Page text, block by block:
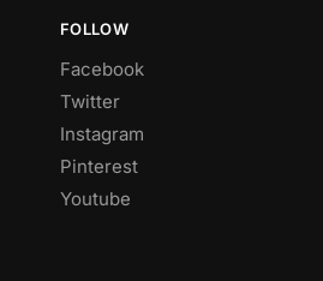
FOLLOW
Facebook
Twitter
Instagram
Pinterest
Youtube